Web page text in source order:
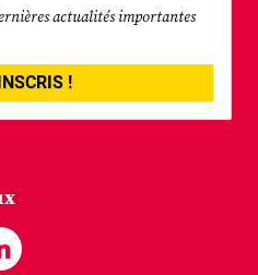
actualités importantes
!